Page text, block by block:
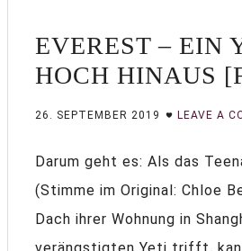
EVEREST – EIN
HOCH HINAUS
26. SEPTEMBER 2019 LEAVE A
Darum geht es: Als das
(Stimme im Original: Chloe
Dach ihrer Wohnung in